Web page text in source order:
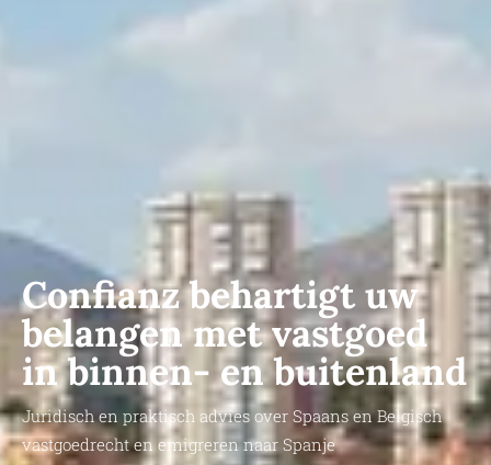
Confianz behartigt uw
belangen met vastgoed
in binnen- en buitenland
Juridisch en praktisch advies over Spaans en Belgisch
vastgoedrecht en emigreren naar Spanje